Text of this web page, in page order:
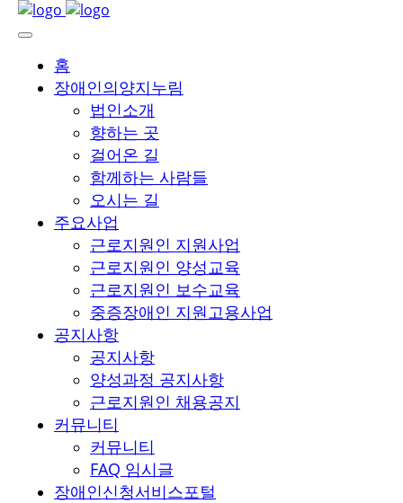
홈
장애인의양지누림
법인소개
향하는 곳
걸어온 길
함께하는 사람들
오시는 길
주요사업
근로지원인 지원사업
근로지원인 양성교육
근로지원인 보수교육
중증장애인 지원고용사업
공지사항
공지사항
양성과정 공지사항
근로지원인 채용공지
커뮤니티
커뮤니티
FAQ 임시글
장애인신청서비스포털